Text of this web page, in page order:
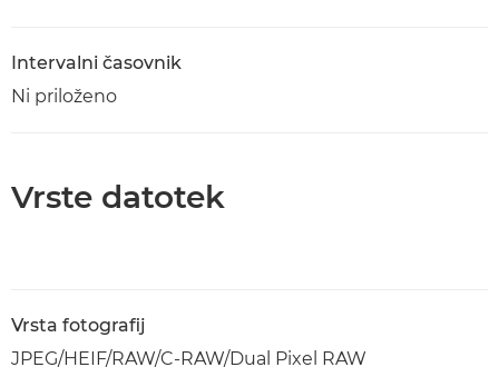
Intervalni časovnik
Ni priloženo
Vrste datotek
Vrsta fotografij
JPEG/HEIF/RAW/C-RAW/Dual Pixel RAW